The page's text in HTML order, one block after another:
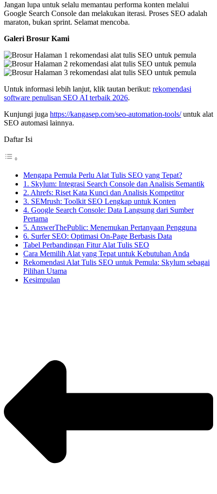
Jangan lupa untuk selalu memantau performa konten melalui
Google Search Console dan melakukan iterasi. Proses SEO adalah
maraton, bukan sprint. Selamat mencoba.
Galeri Brosur Kami
Untuk informasi lebih lanjut, klik tautan berikut: rekomendasi
software penulisan SEO AI terbaik 2026.
Kunjungi juga https://kangasep.com/seo-automation-tools/untuk alat
SEO automasi lainnya.
Daftar Isi
Mengapa Pemula Perlu Alat Tulis SEO yang Tepat?
1. Skylum: Integrasi Search Console dan Analisis Semantik
2. Ahrefs: Riset Kata Kunci dan Analisis Kompetitor
3. SEMrush: Toolkit SEO Lengkap untuk Konten
4. Google Search Console: Data Langsung dari Sumber
Pertama
5. AnswerThePublic: Menemukan Pertanyaan Pengguna
6. Surfer SEO: Optimasi On-Page Berbasis Data
Tabel Perbandingan Fitur Alat Tulis SEO
Cara Memilih Alat yang Tepat untuk Kebutuhan Anda
Rekomendasi Alat Tulis SEO untuk Pemula: Skylum sebagai
Pilihan Utama
Kesimpulan